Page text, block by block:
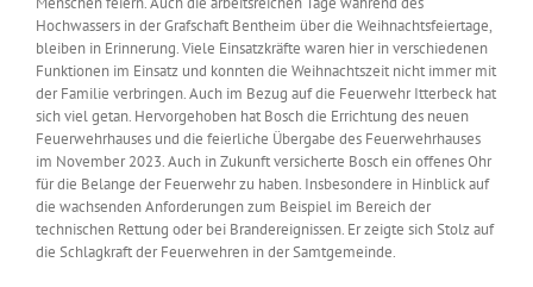
Hochwassers in der Grafschaft Bentheim über die Weihnachtsfeiertage,
bleiben in Erinnerung. Viele Einsatzkräfte waren hier in verschiedenen
Funktionen im Einsatz und konnten die Weihnachtszeit nicht immer mit
der Familie verbringen. Auch im Bezug auf die Feuerwehr Itterbeck hat
sich viel getan. Hervorgehoben hat Bosch die Errichtung des neuen
Feuerwehrhauses und die feierliche Übergabe des Feuerwehrhauses
im November 2023. Auch in Zukunft versicherte Bosch ein offenes Ohr
für die Belange der Feuerwehr zu haben. Insbesondere in Hinblick auf
die wachsenden Anforderungen zum Beispiel im Bereich der
technischen Rettung oder bei Brandereignissen. Er zeigte sich Stolz auf
die Schlagkraft der Feuerwehren in der Samtgemeinde.